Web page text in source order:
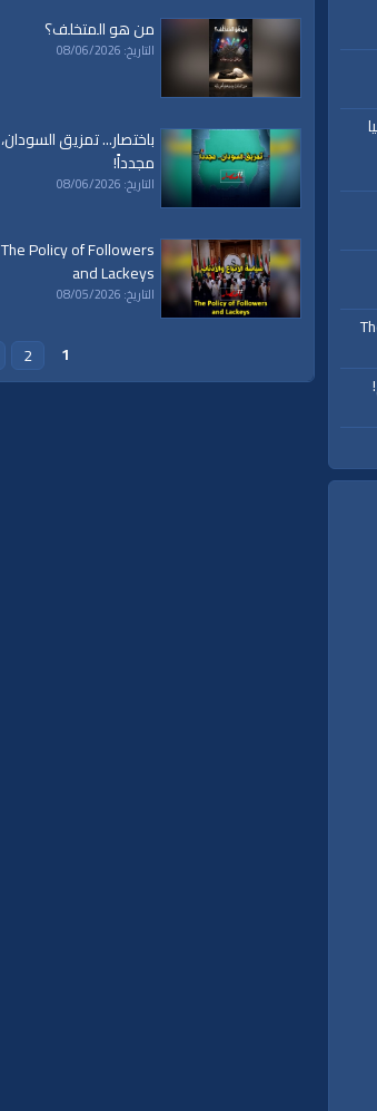
من هو المتخلف؟
التاريخ: 08/06/2026
باختصار... تمزيق السودان،
مجدداً!
التاريخ: 08/06/2026
The Policy of Followers
and Lackeys
التاريخ: 08/05/2026
1
2